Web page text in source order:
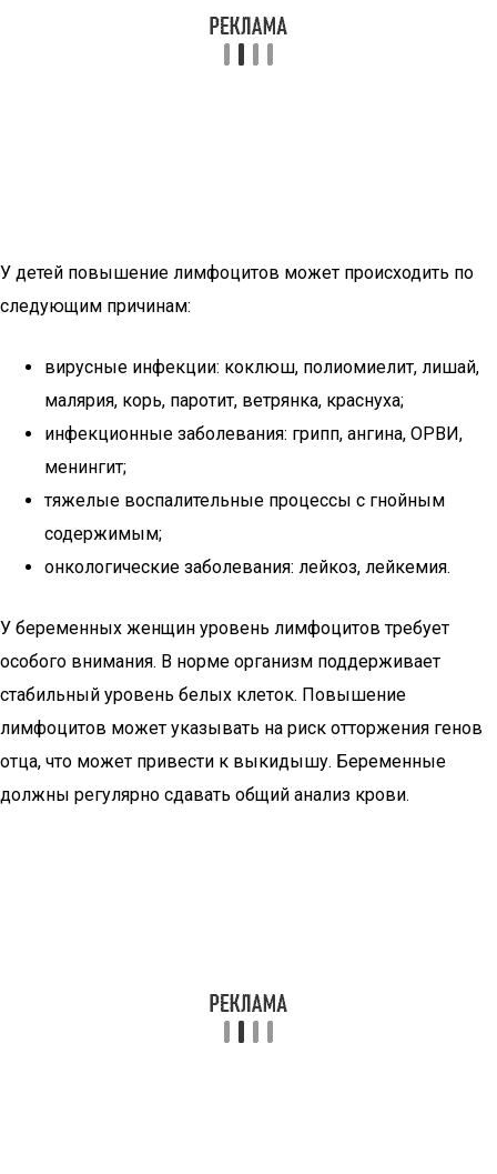
У детей повышение лимфоцитов может происходить по
следующим причинам:
вирусные инфекции: коклюш, полиомиелит, лишай,
малярия, корь, паротит, ветрянка, краснуха;
инфекционные заболевания: грипп, ангина, ОРВИ,
менингит;
тяжелые воспалительные процессы с гнойным
содержимым;
онкологические заболевания: лейкоз, лейкемия.
У беременных женщин уровень лимфоцитов требует
особого внимания. В норме организм поддерживает
стабильный уровень белых клеток. Повышение
лимфоцитов может указывать на риск отторжения генов
отца, что может привести к выкидышу. Беременные
должны регулярно сдавать общий анализ крови.